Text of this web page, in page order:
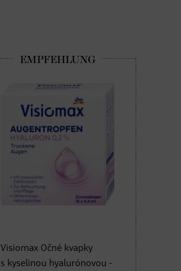
Visiomax Očné kvapky
s kyselinou hyalurónovou -